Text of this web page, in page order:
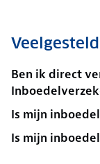
Ben ik direct
Is mijn
Is mijn